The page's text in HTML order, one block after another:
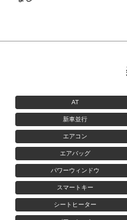
AT
新車並行
エアコン
エアバッグ
パワーウィンドウ
スマートキー
シートヒーター